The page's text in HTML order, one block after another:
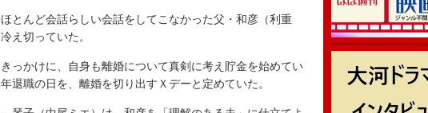
んど会話らしい会話をしてこなかった父・和彦（利重
え切っていた。
かけに、自身も離婚について真剣に考え貯金を始めてい
退職の日を、離婚を切り出すＸデーと定めていた。